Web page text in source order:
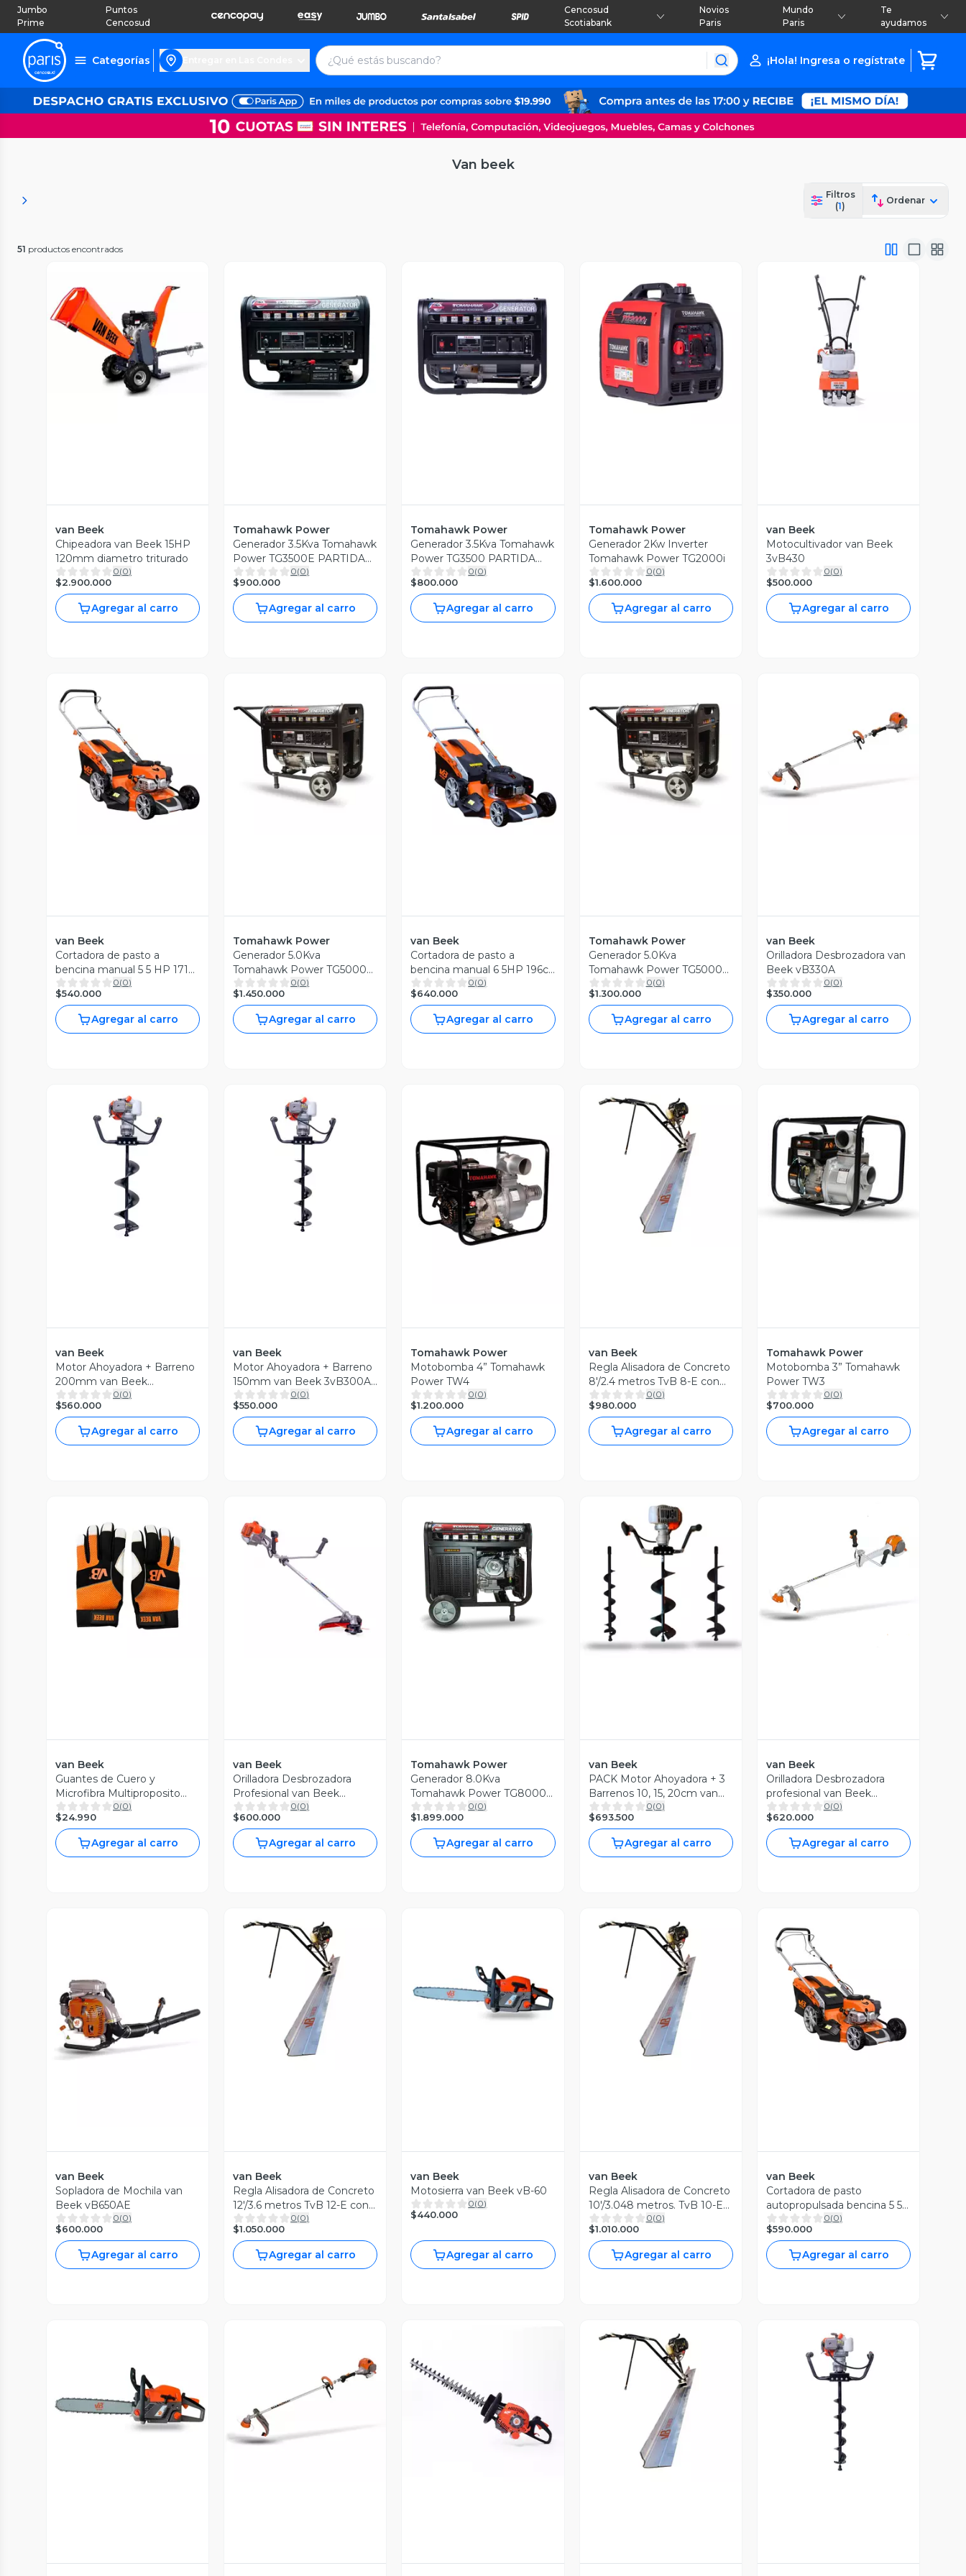
Jumbo
Prime
Puntos
Cencosud
Cencosud
Scotiabank
Novios
Paris
Mundo
Paris
Te
ayudamos
Categorías ¡Hola! Ingresa o regístrate
Van beek
Filtros
(1)
Ordenar
51 productos encontrados
Vista Previa
van Beek
Chipeadora van Beek 15HP
120mm diametro triturado
0(0)
$2.900.000
Agregar al carro
Vista Previa
Tomahawk Power
Generador 3.5Kva Tomahawk
Power TG3500E PARTIDA
ELECTRICA0(0)
$900.000
Agregar al carro
Vista Previa
Tomahawk Power
Generador 3.5Kva Tomahawk
Power TG3500 PARTIDA
MANUAL
0(0)
$800.000
Agregar al carro
Vista Previa
Tomahawk Power
Generador 2Kw Inverter
Tomahawk Power TG2000i
0(0)
$1.600.000
Agregar al carro
Vista Previa
van Beek
Motocultivador van Beek
3vB430
0(0)
$500.000
Agregar al carro
Vista Previa
van Beek
Cortadora de pasto a
bencina manual 5 5 HP 171cc
corte 51cm 70L
0(0)
$540.000
Agregar al carro
Vista Previa
Tomahawk Power
Generador 5.0Kva
Tomahawk Power TG5000E
PARTIDA ELECTRICA
0(0)
$1.450.000
Agregar al carro
Vista Previa
van Beek
Cortadora de pasto a
bencina manual 6 5HP 196cc
corte 56cm 70L
0(0)
$640.000
Agregar al carro
Vista Previa
Tomahawk Power
Generador 5.0Kva
Tomahawk Power TG5000
PARTIDA MANUAL
0(0)
$1.300.000
Agregar al carro
van Beek
Orilladora Desbrozadora van
Beek vB330A
0(0)
$350.000
Agregar al carro
Vista Previa
van Beek
Motor Ahoyadora + Barreno
200mm van Beek
3vB300A-200mm
0(0)
$560.000
Agregar al carro
Vista Previa
van Beek
Motor Ahoyadora + Barreno
150mm van Beek 3vB300A-
150mm
0(0)
$550.000
Agregar al carro
Vista Previa
Tomahawk Power
Motobomba 4” Tomahawk
Power TW4
0(0)
$1.200.000
Agregar al carro
Vista Previa
van Beek
Regla Alisadora de Concreto
8'/2.4 metros TvB 8-E con
Motor
0(0)
$980.000
Agregar al carro
Vista Previa
Tomahawk Power
Motobomba 3” Tomahawk
Power TW3
0(0)
$700.000
Agregar al carro
Vista Previa
van Beek
Guantes de Cuero y
Microfibra Multiproposito
van Beek
0(0)
$24.990
Agregar al carro
Vista Previa
van Beek
Orilladora Desbrozadora
Profesional van Beek
3vB400
0(0)
$600.000
Agregar al carro
Vista Previa
Tomahawk Power
Generador 8.0Kva
Tomahawk Power TG8000
PARTIDA MANUAL
0(0)
$1.899.000
Agregar al carro
Vista Previa
van Beek
PACK Motor Ahoyadora + 3
Barrenos 10, 15, 20cm van
Beek 3vB300A-P123
0(0)
$693.500
Agregar al carro
van Beek
Orilladora Desbrozadora
profesional van Beek
3vB520
0(0)
$620.000
Agregar al carro
Vista Previa
van Beek
Sopladora de Mochila van
Beek vB650AE
0(0)
$600.000
Agregar al carro
Vista Previa
van Beek
Regla Alisadora de Concreto
12'/3.6 metros TvB 12-E con
Motor
0(0)
$1.050.000
Agregar al carro
Vista Previa
van Beek
Motosierra van Beek vB-60
0(0)
$440.000
Agregar al carro
Vista Previa
van Beek
Regla Alisadora de Concreto
10'/3.048 metros. TvB 10-E
con Motor 0(0)
$1.010.000
Agregar al carro
Vista Previa
van Beek
Cortadora de pasto
autopropulsada bencina 5 5
HP 171cc corte 51cm 70L
0(0)
$590.000
Agregar al carro
Vista Previa Vista Previa Vista Previa Vista Previa